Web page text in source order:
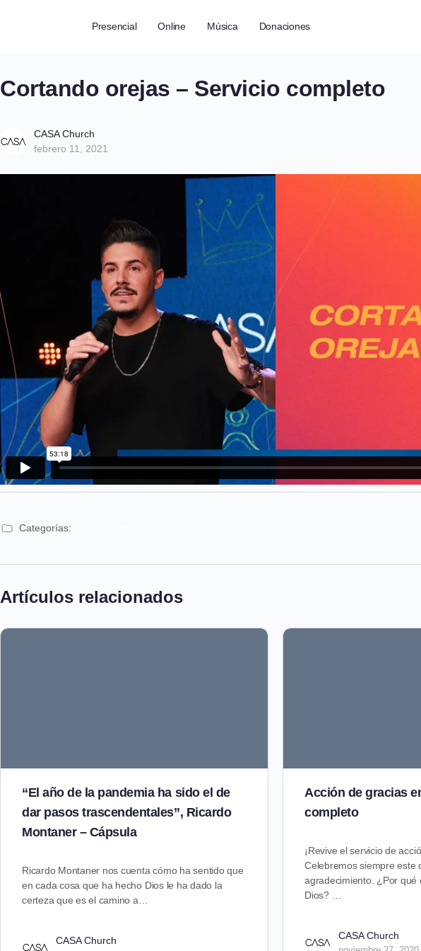
Presencial Online Música Donaciones
Cortando orejas – Servicio completo
CASA Church
febrero 11, 2021
Categorías:
Artículos relacionados
“El año de la pandemia ha sido el de
dar pasos trascendentales”, Ricardo
Montaner – Cápsula
Ricardo Montaner nos cuenta cómo ha sentido que
en cada cosa que ha hecho Dios le ha dado la
certeza que es el camino a…
CASA Church
Acción de gracias
completo
¡Revive el servicio de
Celebremos siempre este
agradecimiento. ¿Por qué
Dios? …
CASA Church